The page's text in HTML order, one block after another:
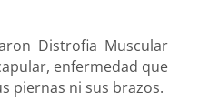
Distrofia Muscular
enfermedad que
piernas ni sus brazos.